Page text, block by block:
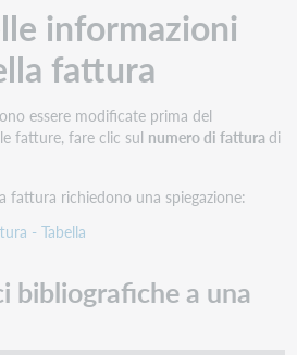
informazioni
fattura
essere modificate prima del
fatture, fare clic sul numero di fatturadi
fattura richiedono una spiegazione:
- Tabella
bibliografiche a una